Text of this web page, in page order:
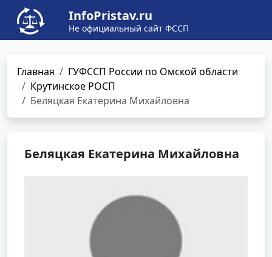
InfoPristav.ru
Не официальный сайт ФССП
Главная
ГУФССП России по Омской области
Крутинское РОСП
Беляцкая Екатерина Михайловна
Беляцкая Екатерина Михайловна